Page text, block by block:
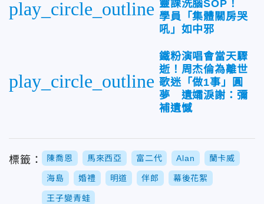
play_circle_outline 靈課洗腦SOP！
學員「集體關房哭
吼」如中邪
play_circle_outline
鐵粉演唱會當天驟
逝！周杰倫為離世
歌迷「做1事」圓
夢 遺孀淚謝：彌
補遺憾
標籤： 陳喬恩 馬來西亞 富二代 Alan 蘭卡威
海島 婚禮 明道 伴郎 幕後花絮
王子變青蛙